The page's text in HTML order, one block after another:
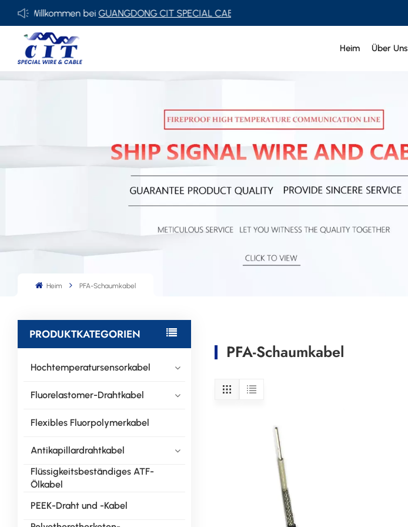
Willkommen beiGUANGDONG CIT SPECIAL CABLE Co., Ltd.
Heim Über Uns
Heim PFA-Schaumkabel
PRODUKTKATEGORIEN
Hochtemperatursensorkabel
Fluorelastomer-Drahtkabel
Flexibles Fluorpolymerkabel
Antikapillardrahtkabel
Flüssigkeitsbeständiges ATF-
Ölkabel
PEEK-Draht und -Kabel
PFA-Schaumkabel